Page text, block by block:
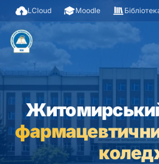
LCloud Moodle